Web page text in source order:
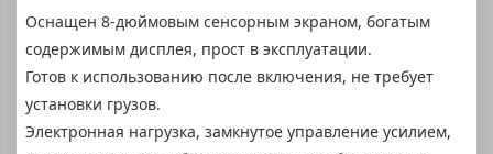
Оснащен 8-дюймовым сенсорным экраном, богатым
содержимым дисплея, прост в эксплуатации.
Готов к использованию после включения, не требует
установки грузов.
Электронная нагрузка, замкнутое управление усилием,